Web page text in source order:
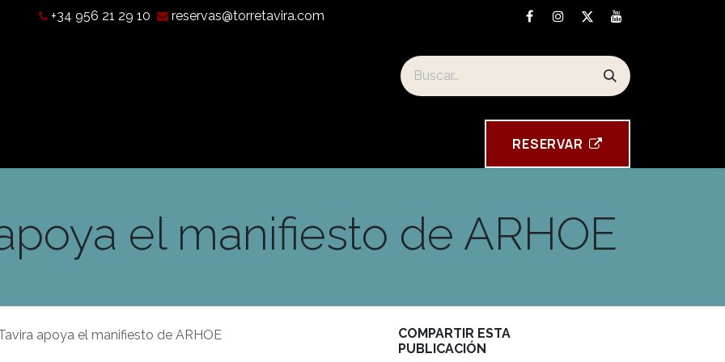
+34 956 21 29 10 reservas@torretavira.com
Los souvenirs de la Torre Tavira
RESE​​​​RVAR
el manifiesto de ARHOE
apoya el manifiesto de ARHOE
COMPARTIR ESTA
PUBLICACIÓN